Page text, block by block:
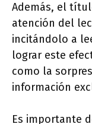
Además, el
atención del
incitándolo a
lograr este
como la
información
Es importante